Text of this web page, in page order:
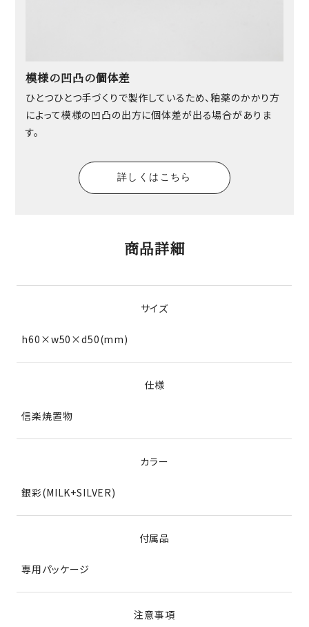
模様の凹凸の個体差
ひとつひとつ手づくりで製作しているため、釉薬のかかり方
によって模様の凹凸の出方に個体差が出る場合がありま
す。
詳しくはこちら
商品詳細
サイズ
h60×w50×d50(mm)
仕様
信楽焼置物
カラー
銀彩(MILK+SILVER)
付属品
専用パッケージ
注意事項